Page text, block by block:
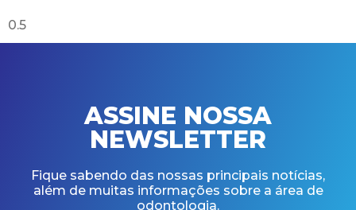
ASSINE NOSSA
NEWSLETTER
Fique sabendo das nossas principais notícias,
além de muitas informações sobre a área de
odontologia.